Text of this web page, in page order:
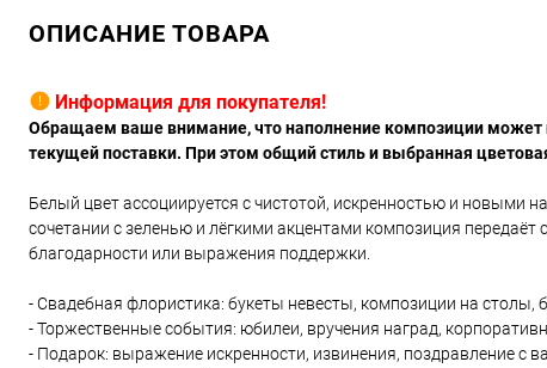
ОПИСАНИЕ ТОВАРА
Информация для покупателя!
Обращаем ваше внимание, что наполнение композиции может
текущей поставки. При этом общий стиль и выбранная
Белый цвет ассоциируется с чистотой, искренностью и новыми
сочетании с зеленью и лёгкими акцентами композиция
благодарности или выражения поддержки.
- Свадебная флористика: букеты невесты, композиции на столы,
- Торжественные события: юбилеи, вручения наград,
- Подарок: выражение искренности, извинения, поздравление с